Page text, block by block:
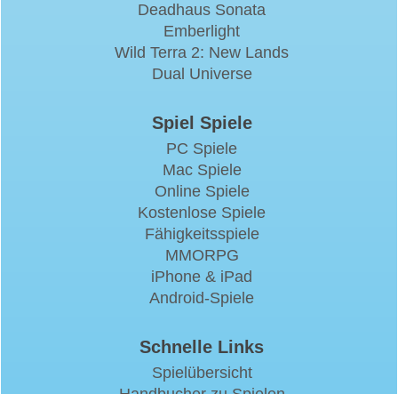
Deadhaus Sonata
Emberlight
Wild Terra 2: New Lands
Dual Universe
Spiel Spiele
PC Spiele
Mac Spiele
Online Spiele
Kostenlose Spiele
Fähigkeitsspiele
MMORPG
iPhone & iPad
Android-Spiele
Schnelle Links
Spielübersicht